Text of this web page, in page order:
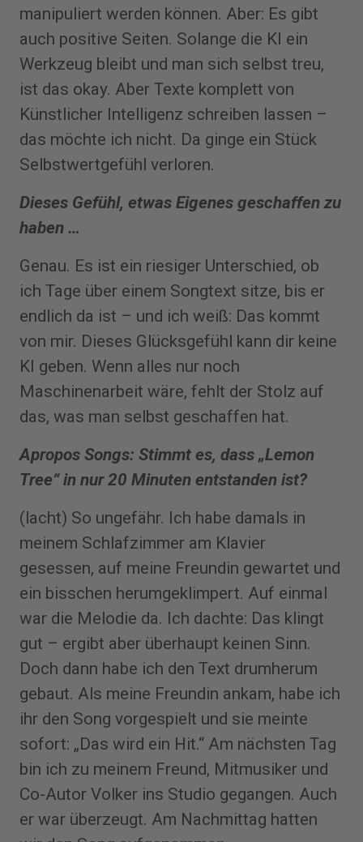
manipuliert werden können. Aber: Es gibt
auch positive Seiten. Solange die KI ein
Werkzeug bleibt und man sich selbst treu,
ist das okay. Aber Texte komplett von
Künstlicher Intelligenz schreiben lassen –
das möchte ich nicht. Da ginge ein Stück
Selbstwertgefühl verloren.
Dieses Gefühl, etwas Eigenes geschaffen zu
haben …
Genau. Es ist ein riesiger Unterschied, ob
ich Tage über einem Songtext sitze, bis er
endlich da ist – und ich weiß: Das kommt
von mir. Dieses Glücksgefühl kann dir keine
KI geben. Wenn alles nur noch
Maschinenarbeit wäre, fehlt der Stolz auf
das, was man selbst geschaffen hat.
Apropos Songs: Stimmt es, dass „Lemon
Tree“ in nur 20 Minuten entstanden ist?
(lacht) So ungefähr. Ich habe damals in
meinem Schlafzimmer am Klavier
gesessen, auf meine Freundin gewartet und
ein bisschen herumgeklimpert. Auf einmal
war die Melodie da. Ich dachte: Das klingt
gut – ergibt aber überhaupt keinen Sinn.
Doch dann habe ich den Text drumherum
gebaut. Als meine Freundin ankam, habe ich
ihr den Song vorgespielt und sie meinte
sofort: „Das wird ein Hit.“ Am nächsten Tag
bin ich zu meinem Freund, Mitmusiker und
Co-Autor Volker ins Studio gegangen. Auch
er war überzeugt. Am Nachmittag hatten